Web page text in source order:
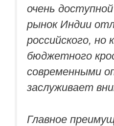
очень
рынок Индии
российского, но
бюджетного
современными
заслуживает
Главное